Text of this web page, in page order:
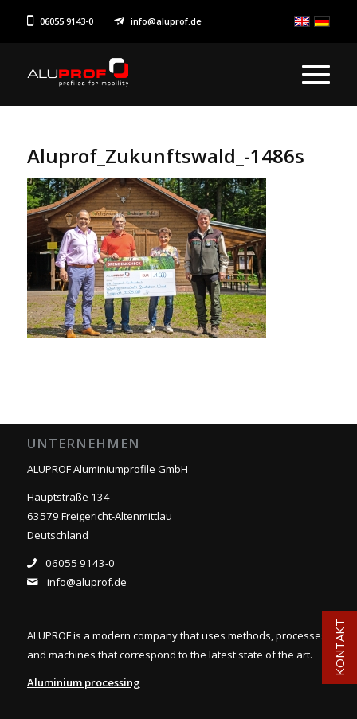
06055 9143-0 info@aluprof.de
Aluprof_Zukunftswald_-1486s
UNTERNEHMEN
ALUPROF Aluminiumprofile GmbH
Hauptstraße 134
63579 Freigericht-Altenmittlau
Deutschland
06055 9143-0
info@aluprof.de
ALUPROF is a modern company that uses methods, processes,
and machines that correspond to the latest state of the art.
Aluminium processing
KONTAKT